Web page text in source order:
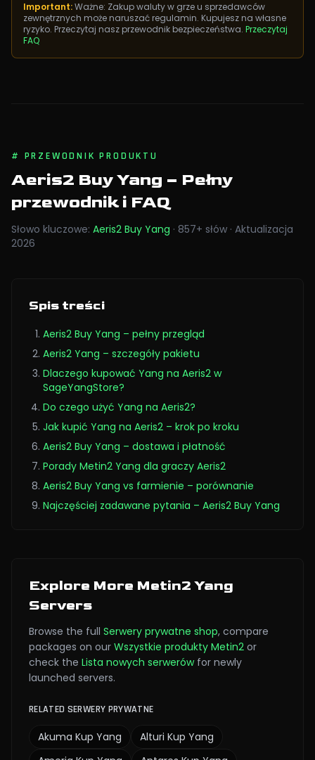
Important:Ważne: Zakup waluty w grze u sprzedawców
zewnętrznych może naruszać regulamin. Kupujesz na własne
ryzyko. Przeczytaj nasz przewodnik bezpieczeństwa. Przeczytaj
FAQ
# PRZEWODNIK PRODUKTU
Aeris2 Buy Yang – Pełny
przewodnik i FAQ
Słowo kluczowe: Aeris2 Buy Yang · 857+ słów · Aktualizacja
2026
Spis treści
Aeris2 Buy Yang – pełny przegląd
Aeris2 Yang – szczegóły pakietu
Dlaczego kupować Yang na Aeris2 w
SageYangStore?
Do czego użyć Yang na Aeris2?
Jak kupić Yang na Aeris2 – krok po kroku
Aeris2 Buy Yang – dostawa i płatność
Porady Metin2 Yang dla graczy Aeris2
Aeris2 Buy Yang vs farmienie – porównanie
Najczęściej zadawane pytania – Aeris2 Buy Yang
Explore More Metin2 Yang
Servers
Browse the full Serwery prywatne shop, compare
packages on our Wszystkie produkty Metin2 or
check the Lista nowych serwerów for newly
launched servers.
RELATED SERWERY PRYWATNE
Akuma Kup Yang Alturi Kup Yang